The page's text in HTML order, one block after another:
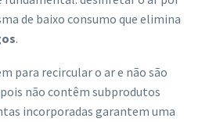
de baixo consumo que elimina
.
para recircular o ar e não são
não contêm subprodutos
incorporadas garantem uma